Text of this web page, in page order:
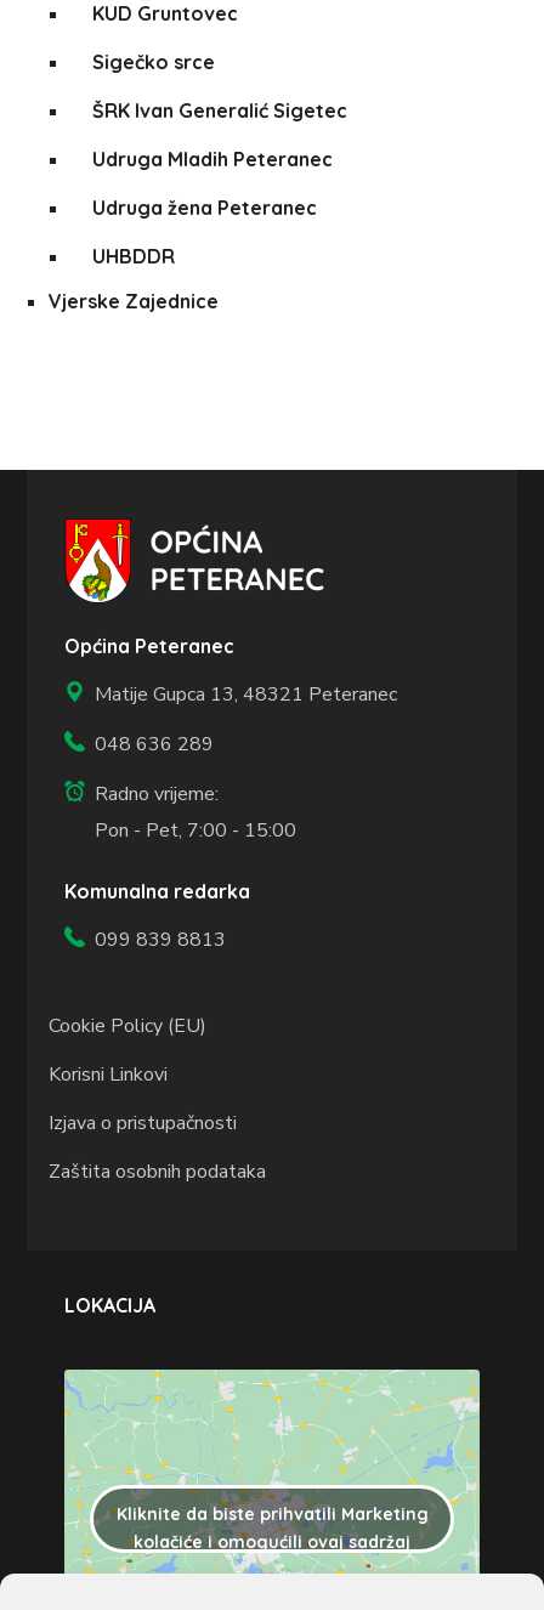
KUD Gruntovec
Sigečko srce
ŠRK Ivan Generalić Sigetec
Udruga Mladih Peteranec
Udruga žena Peteranec
UHBDDR
Vjerske Zajednice
Općina Peteranec
Matije Gupca 13,48321 Peteranec
048 636 289
Radno vrijeme:
Pon - Pet, 7:00 - 15:00
Komunalna redarka
099 839 8813
Cookie Policy (EU)
Korisni Linkovi
Izjava o pristupačnosti
Zaštita osobnih podataka
LOKACIJA
Kliknite da biste prihvatili Marketing
kolačiće i omogućili ovaj sadržaj